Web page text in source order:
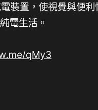
裝置，使視覺與便利
電生活。
qMy3